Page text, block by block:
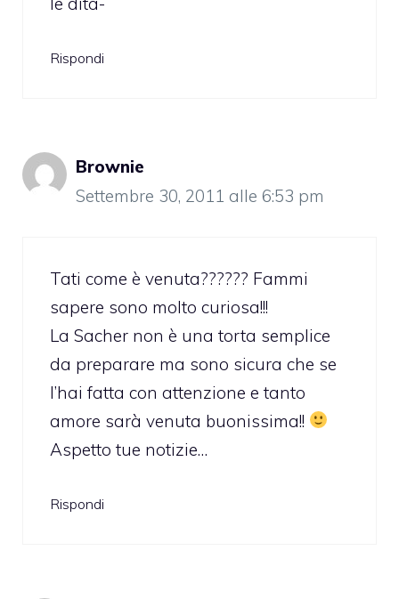
Rispondi
Brownie
Settembre 30, 2011 alle 6:53 pm
Tati come è venuta?????? Fammi
sapere sono molto curiosa!!!
La Sacher non è una torta semplice
da preparare ma sono sicura che se
l’hai fatta con attenzione e tanto
amore sarà venuta buonissima!!
Aspetto tue notizie…
Rispondi